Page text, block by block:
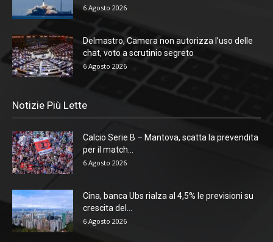
6 Agosto 2026
Delmastro, Camera non autorizza l’uso delle
chat, voto a scrutinio segreto
6 Agosto 2026
Notizie Più Lette
Calcio Serie B – Mantova, scatta la prevendita
per il match...
6 Agosto 2026
Cina, banca Ubs rialza al 4,5% le previsioni su
crescita del...
6 Agosto 2026